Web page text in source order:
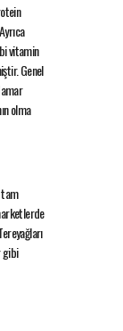
vitamin
Genel
olma
gibi